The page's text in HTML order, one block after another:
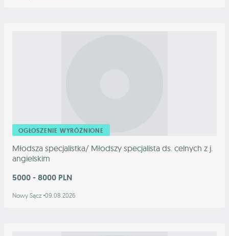
OGŁOSZENIE WYRÓŻNIONE
Młodsza specjalistka/ Młodszy specjalista ds. celnych z j.
angielskim
5000 - 8000 PLN
Nowy Sącz 09.08.2026